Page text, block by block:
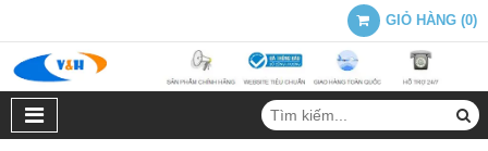
GIỎ HÀNG (0)